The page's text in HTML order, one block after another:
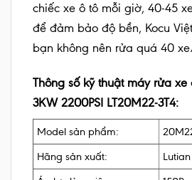
chiếc xe ô tô mỗi giờ, 40-45
để đảm bảo độ bền, Kocu
bạn không nên rửa quá 40
Thông số kỹ thuật máy rửa
3KW 2200PSI LT20M22-3T4:
Model sản phẩm:
Hãng sản xuất:
Lutian